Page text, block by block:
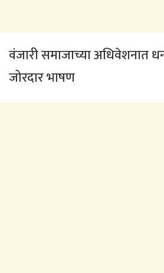
वंजारी समाजाच्या अधिवेशनात
जोरदार भाषण